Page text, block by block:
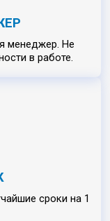
менеджер. Не
в работе.
сроки на 1